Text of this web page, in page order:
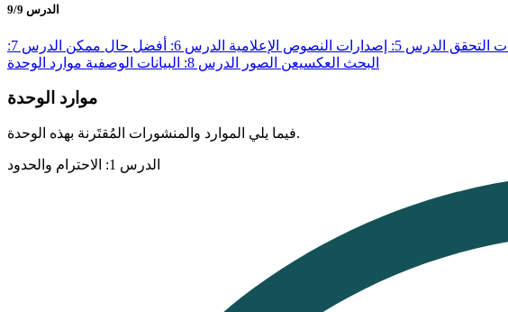
الدرس 9/9
الدرس 5: إصدارات النصوص الإعلامية الدرس 6: أفضل حال ممكن
الدرس 7:
البحث العكسيعن الصور
الدرس 8: البيانات الوصفية موارد الوحدة
موارد الوحدة
فيما يلي الموارد والمنشورات المُقتَرنة بهذه الوحدة.
الدرس 1: الاحترام والحدود